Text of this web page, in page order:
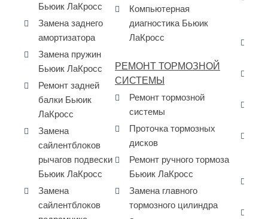
Бьюик ЛаКросс
Замена заднего
амортизатора
Замена пружин
Бьюик ЛаКросс
Ремонт задней
балки Бьюик
ЛаКросс
Замена
сайлентблоков
рычагов подвески
Бьюик ЛаКросс
Замена
сайлентблоков
Компьютерная
диагностика Бьюик
ЛаКросс
РЕМОНТ ТОРМОЗНОЙ
СИСТЕМЫ
Ремонт тормозной
системы
Проточка тормозных
дисков
Ремонт ручного тормоза
Бьюик ЛаКросс
Замена главного
тормозного цилиндра